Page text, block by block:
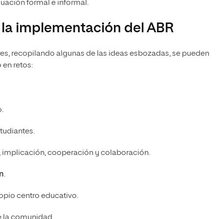
formal e informal.
implementación del ABR
recopilando algunas de las ideas esbozadas, se pueden
retos:
implicación, cooperación y colaboración.
.
centro educativo.
comunidad.